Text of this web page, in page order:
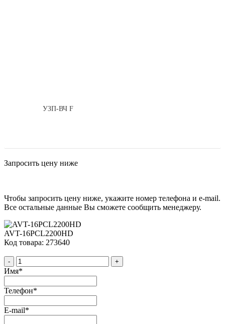
УЗП-ВЧ F
Запросить цену ниже
Чтобы запросить цену ниже, укажите номер телефона и e-mail.
Все остальные данные Вы сможете сообщить менеджеру.
AVT-16PCL2200HD
Код товара: 273640
- +
Имя*
Телефон*
E-mail*